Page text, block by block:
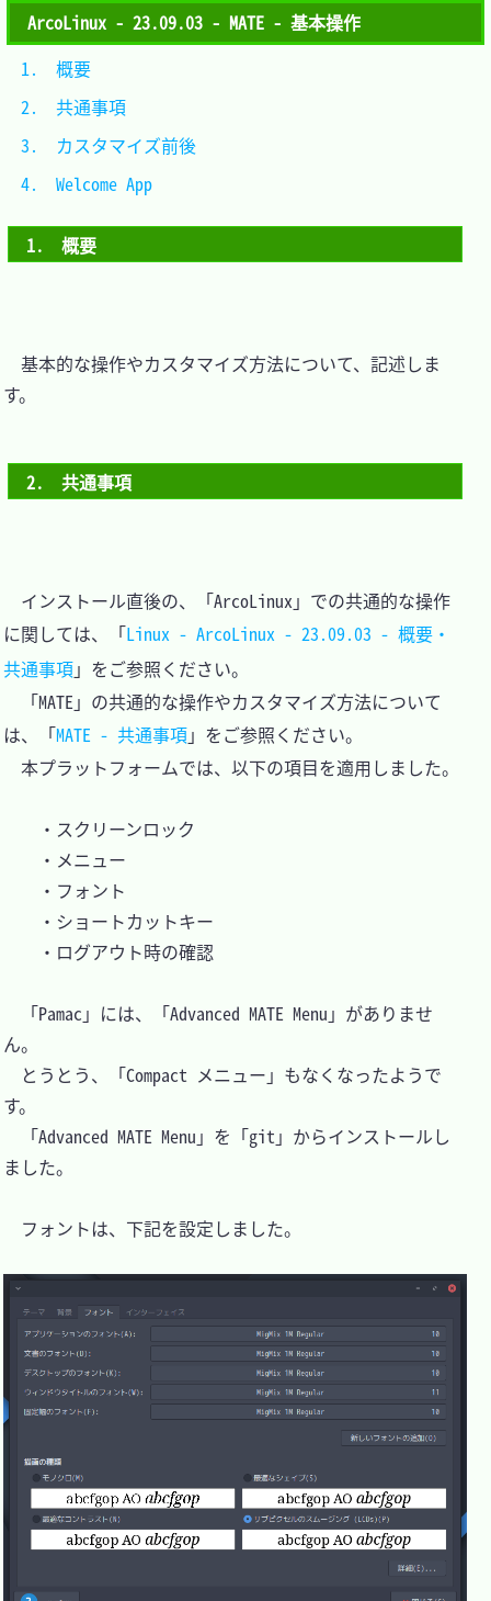
ArcoLinux - 23.09.03 - MATE - 基本操作
1.　概要
基本的な操作やカスタマイズ方法について、記述しま
す。
2.　共通事項
インストール直後の、「ArcoLinux」での共通的な操作
に関しては、「Linux - ArcoLinux - 23.09.03 - 概要・
共通事項」をご参照ください。
「MATE」の共通的な操作やカスタマイズ方法について
は、「MATE - 共通事項」をご参照ください。
本プラットフォームでは、以下の項目を適用しました。
「Pamac」には、「Advanced MATE Menu」がありませ
ん。
とうとう、「Compact メニュー」もなくなったようで
す。
「Advanced MATE Menu」を「git」からインストールし
ました。
フォントは、下記を設定しました。